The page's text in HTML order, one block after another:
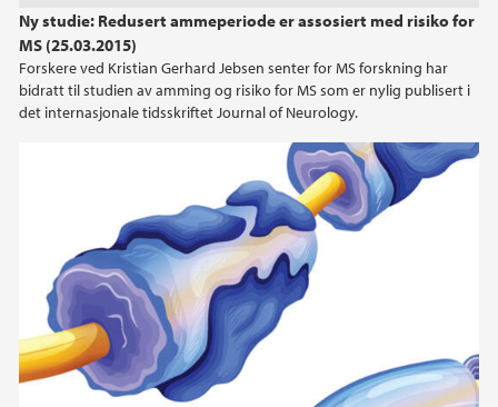
Ny studie: Redusert ammeperiode er assosiert med risiko for
MS (25.03.2015)
Forskere ved Kristian Gerhard Jebsen senter for MS forskning har
bidratt til studien av amming og risiko for MS som er nylig publisert i
det internasjonale tidsskriftet Journal of Neurology.